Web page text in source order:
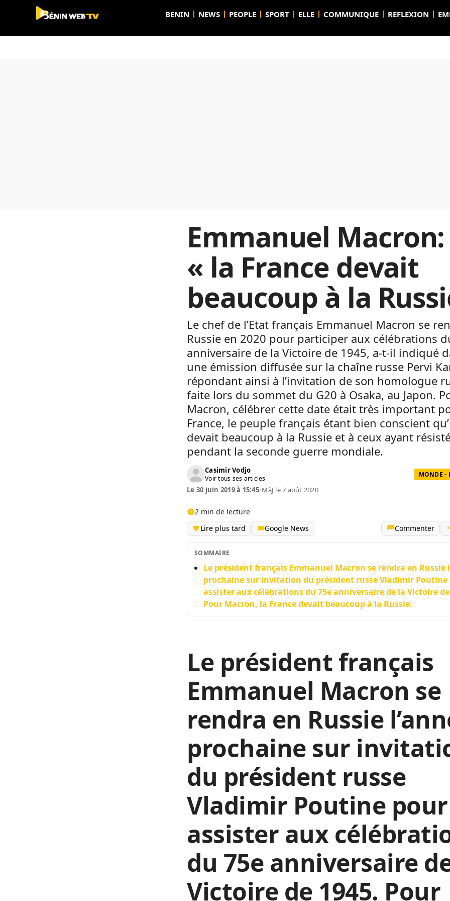
BENIN NEWS PEOPLE SPORT ELLE COMMUNIQUE REFLEXION
Emmanuel Macron:
« la France devait
beaucoup à la
Le chef de l’Etat français Emmanuel Macron se
Russie en 2020 pour participer aux célébrations
anniversaire de la Victoire de 1945, a-t-il indiqué
une émission diffusée sur la chaîne russe Pervi
répondant ainsi à l’invitation de son homologue
faite lors du sommet du G20 à Osaka, au Japon.
Macron, célébrer cette date était très important
France, le peuple français étant bien conscient
devait beaucoup à la Russie et à ceux ayant
pendant la seconde guerre mondiale.
Casimir Vodjo
Voir tous ses articles MONDE -
Le 30 juin 2019 à 15:45•MàJ le 7 août 2020
2 min de lecture
Lire plus tard
Google News Commenter
SOMMAIRE
Le président français Emmanuel Macron se rendra en Russie
prochaine sur invitation du président russe Vladimir Poutine
assister aux célébrations du 75e anniversaire de la Victoire de
Pour Macron, la France devait beaucoup à la Russie.
Le président français
Emmanuel Macron se
rendra en Russie
prochaine sur
du président russe
Vladimir Poutine pour
assister aux
du 75e anniversaire
Victoire de 1945. Pour